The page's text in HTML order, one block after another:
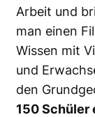
Arbeit und
man einen
Wissen mit
und
den
150 Schüler